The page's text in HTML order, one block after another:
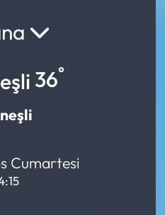
36°
Cumartesi